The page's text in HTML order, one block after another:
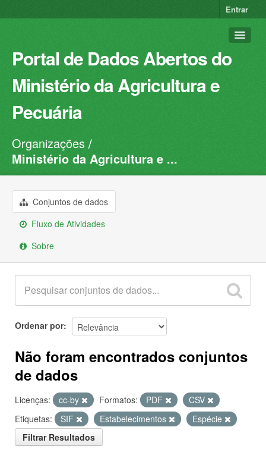
Entrar
Portal de Dados Abertos do
Ministério da Agricultura e
Pecuária
Conjuntos de dados
Organizações
Sobre
Organizações
Ministério da Agricultura e ...
Conjuntos de dados
Fluxo de Atividades
Sobre
Ordenar por
Não foram encontrados conjuntos
de dados
Licenças: cc-by Formatos: PDF
CSV
Etiquetas:
SIF Estabelecimentos
Espécie
Filtrar Resultados